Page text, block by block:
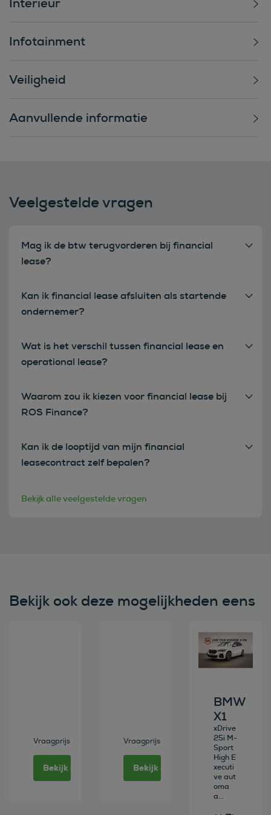
Infotainment
Veiligheid
Aanvullende informatie
Veelgestelde vragen
Mag ik de btw terugvorderen bij financial
lease?
Kan ik financial lease afsluiten als startende
ondernemer?
Wat is het verschil tussen financial lease en
operational lease?
Waarom zou ik kiezen voor financial lease bij
ROS Finance?
Kan ik de looptijd van mijn financial
leasecontract zelf bepalen?
Bekijk alle veelgestelde vragen
Bekijk ook deze mogelijkheden eens
Vraagprijs
Bekijk deze auto
Vraagprijs
Bekijk deze auto
Bekijk deze
BMW
X1
xDrive
25i M-
Sport
High E
xecuti
ve aut
oma
a...